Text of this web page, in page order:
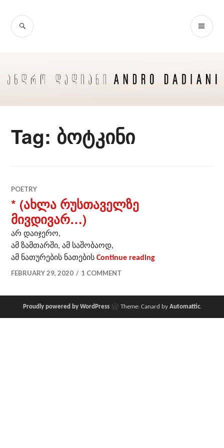
content
SEARCH
Tag: ბოტკინი
POETRY
* (ახლა რუსთაველზე
მივდივარ…)
არ დაიჯერო,
ამ ზამთარში, ამ საშობაოდ,
ამ ნათურების ნათებისContinue reading* (ახლა
FEBRUARY 29, 2020
1 COMMENT
Proudly powered by WordPress Theme: Canard by Automattic.